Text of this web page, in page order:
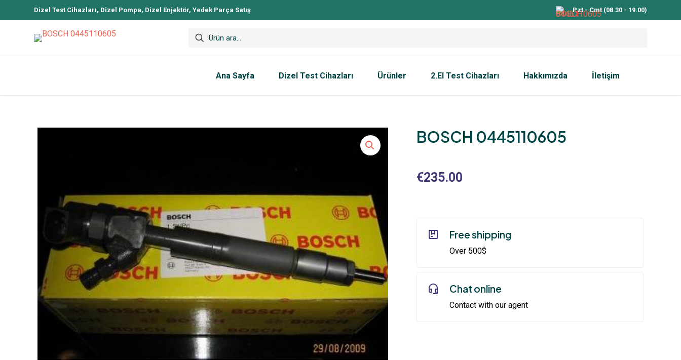
Dizel Test Cihazları, Dizel Pompa, Dizel Enjektör, Yedek Parça Satış Pzt - Cmt (08.30 - 19.00)
Ana Sayfa Dizel Test Cihazları Ürünler 2.El Test Cihazları Hakkımızda İletişim
BOSCH 0445110605
€235.00
Free shipping
Over 500$
Chat online
Contact with our agent